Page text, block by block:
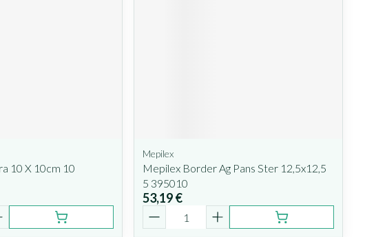
10 X 10cm 10
Mepilex
Mepilex Border Ag Pans Ster 12,5x12,5
5 395010
53,19 €
Quantité